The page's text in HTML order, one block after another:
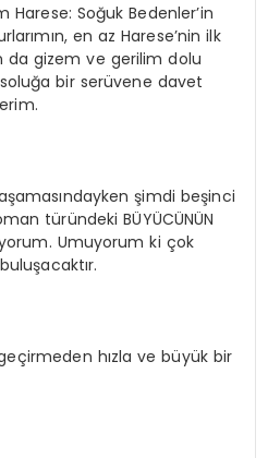
Soğuk Bedenler’in
en az Harese’nin ilk
da gizem ve gerilim dolu
soluğa bir serüvene davet
şimdi beşinci
türündeki BÜYÜCÜNÜN
Umuyorum ki çok
hızla ve büyük bir